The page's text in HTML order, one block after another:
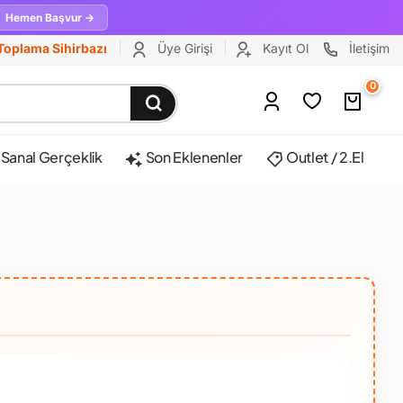
Hemen Başvur →
Sihirbazı Üye Girişi Kayıt Ol İletişim
0
Sanal Gerçeklik Son Eklenenler Outlet / 2.El